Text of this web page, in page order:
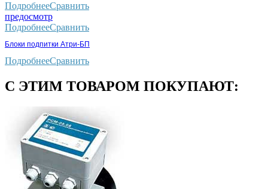
ПодробнееСравнить
предосмотр
ПодробнееСравнить
Блоки подпитки Атри-БП
ПодробнееСравнить
С ЭТИМ ТОВАРОМ ПОКУПАЮТ: